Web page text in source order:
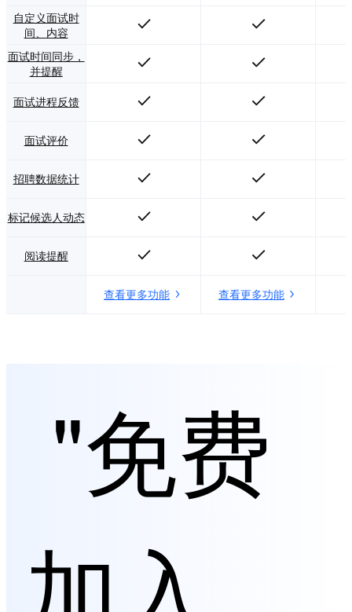
自定义面试时
间、内容
面试时间同步，
并提醒
面试进程反馈
面试评价
招聘数据统计
标记候选人动态
阅读提醒
查看更多功能 查看更多功能
"免费